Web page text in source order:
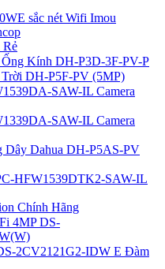
sắc nét Wifi Imou
Rẻ
Kính DH-P3D-3F-PV-P
Trời DH-P5F-PV (5MP)
SAW-IL Camera
SAW-IL Camera
Dây Dahua DH-P5AS-PV
HFW1539DTK2-SAW-IL
Chính Hãng
4MP DS-
2CV2121G2-IDW E Đàm